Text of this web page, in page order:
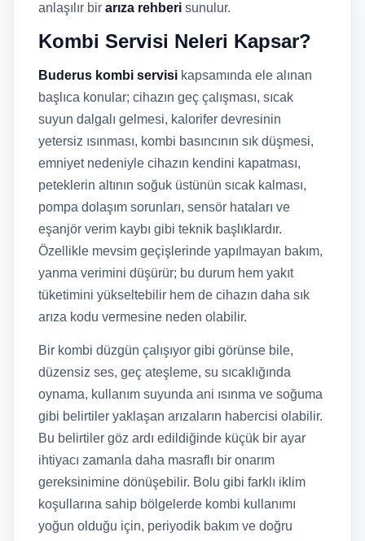
anlaşılır bir arıza rehberi sunulur.
Kombi Servisi Neleri Kapsar?
Buderus kombi servisi kapsamında ele alınan
başlıca konular; cihazın geç çalışması, sıcak
suyun dalgalı gelmesi, kalorifer devresinin
yetersiz ısınması, kombi basıncının sık düşmesi,
emniyet nedeniyle cihazın kendini kapatması,
peteklerin altının soğuk üstünün sıcak kalması,
pompa dolaşım sorunları, sensör hataları ve
eşanjör verim kaybı gibi teknik başlıklardır.
Özellikle mevsim geçişlerinde yapılmayan bakım,
yanma verimini düşürür; bu durum hem yakıt
tüketimini yükseltebilir hem de cihazın daha sık
arıza kodu vermesine neden olabilir.
Bir kombi düzgün çalışıyor gibi görünse bile,
düzensiz ses, geç ateşleme, su sıcaklığında
oynama, kullanım suyunda ani ısınma ve soğuma
gibi belirtiler yaklaşan arızaların habercisi olabilir.
Bu belirtiler göz ardı edildiğinde küçük bir ayar
ihtiyacı zamanla daha masraflı bir onarım
gereksinimine dönüşebilir. Bolu gibi farklı iklim
koşullarına sahip bölgelerde kombi kullanımı
yoğun olduğu için, periyodik bakım ve doğru